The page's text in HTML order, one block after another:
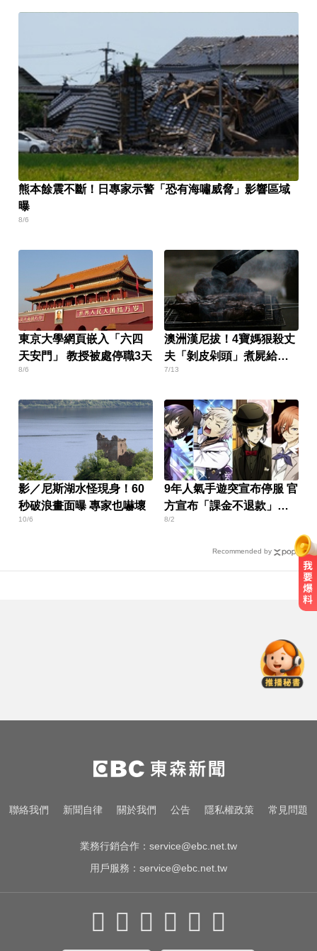
熊本餘震不斷！日專家示警「恐有海嘯威脅」影響區域
曝
8/6
東京大學網頁嵌入「六四
天安門」 教授被處停職3天
8/6
澳洲漢尼拔！4寶媽狠殺丈
夫「剝皮剁頭」煮屍給孩
吃
7/13
影／尼斯湖水怪現身！60
秒破浪畫面曝 專家也嚇壞
10/6
9年人氣手遊突宣布停服 官
方宣布「課金不退款」玩
家炸鍋
8/2
Recommended by
給水手終止4連勝
高雄夜班保全滑撞護欄 車停路邊
「折腰倒副駕」亡！
大腦過勞4警訊！頻忘這事恐是中風
聯絡我們 新聞自律 關於我們 公告 隱私權政策 常見問題
業務行銷合作： service@ebc.net.tw
用戶服務： service@ebc.net.tw